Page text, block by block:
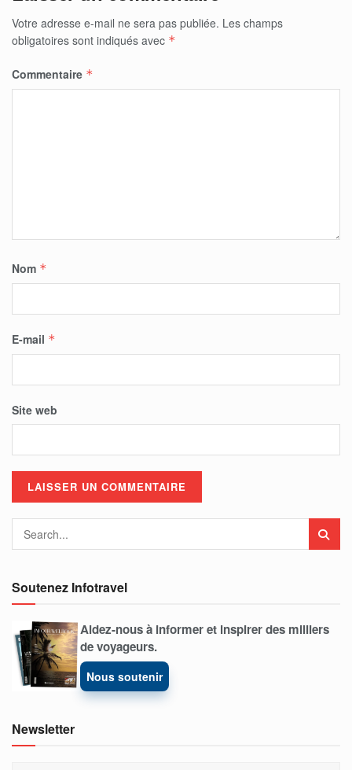
Votre adresse e-mail ne sera pas publiée. Les champs
obligatoires sont indiqués avec *
Commentaire *
Nom *
E-mail *
Site web
Soutenez Infotravel
Aidez-nous à informer et inspirer des milliers
de voyageurs.
Nous soutenir
Newsletter